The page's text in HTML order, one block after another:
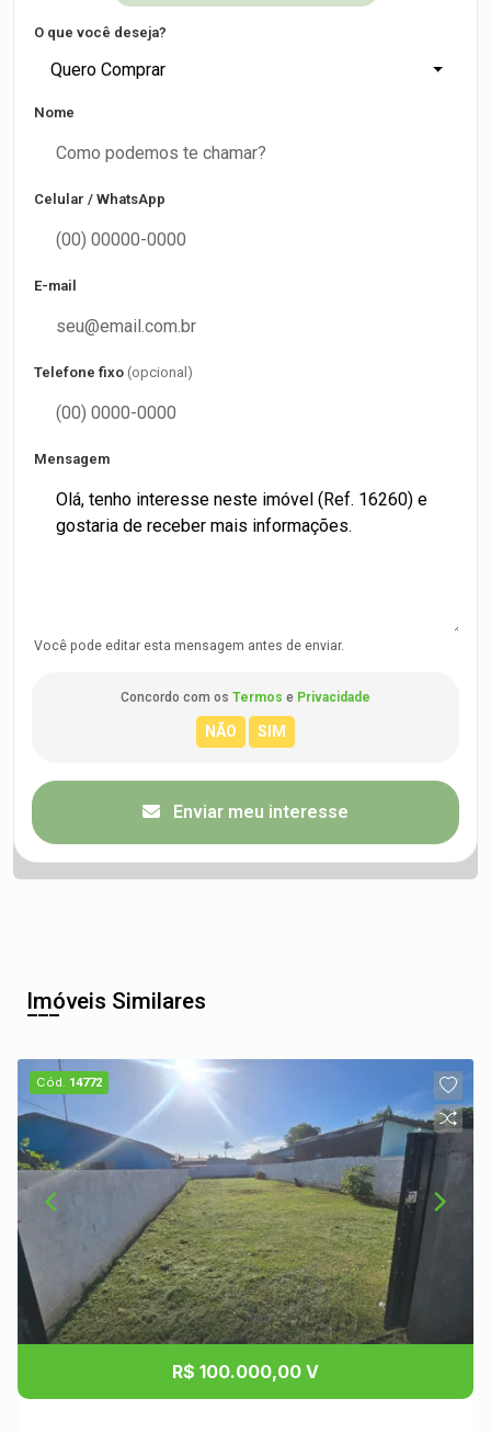
O que você deseja?
Quero Comprar
Nome
Celular / WhatsApp
E-mail
Telefone fixo (opcional)
Mensagem
Você pode editar esta mensagem antes de enviar.
Concordo com os Termos e Privacidade
Enviar meu interesse
Imóveis Similares
Cód. 14772
R$ 100.000,00 V